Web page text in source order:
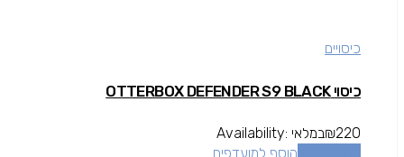
כיסויים
כיסוי OTTERBOX DEFENDER S9 BLACK
₪220
Availability: במלאי
הוסף למועדפים